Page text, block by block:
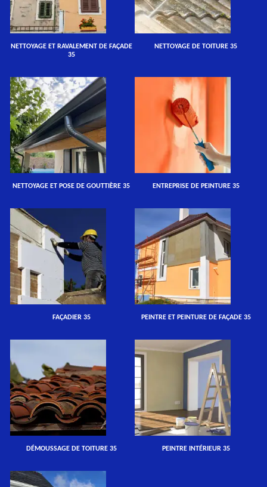
NETTOYAGE ET RAVALEMENT DE FAÇADE
35
NETTOYAGE DE TOITURE 35
NETTOYAGE ET POSE DE GOUTTIÈRE 35 ENTREPRISE DE PEINTURE 35
FAÇADIER 35 PEINTRE ET PEINTURE DE FAÇADE 35
DÉMOUSSAGE DE TOITURE 35 PEINTRE INTÉRIEUR 35